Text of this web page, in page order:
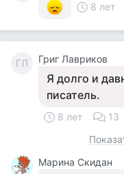
8 лет
ГЛ Григ Лавриков
Я долго и
писатель.
8 лет 13
Марина Скидан